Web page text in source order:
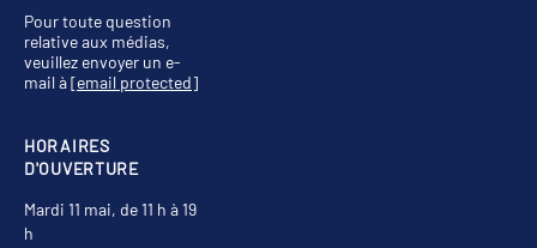
HORAIRES
D'OUVERTURE
Mardi 11 mai, de 11 h à 19
h
Pour toute question
relative aux médias,
veuillez envoyer un e-
mail à[email protected]